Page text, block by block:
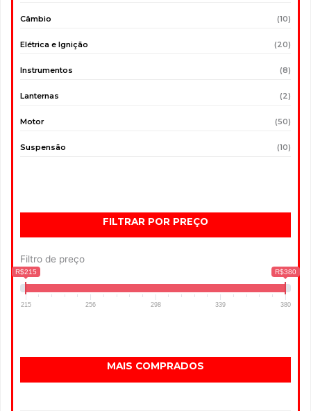
Câmbio (10)
Elétrica e Ignição (20)
Instrumentos (8)
Lanternas (2)
Motor (50)
Suspensão (10)
FILTRAR POR PREÇO
Filtro de preço
R$215 R$380
215 256 298 339 380
MAIS COMPRADOS